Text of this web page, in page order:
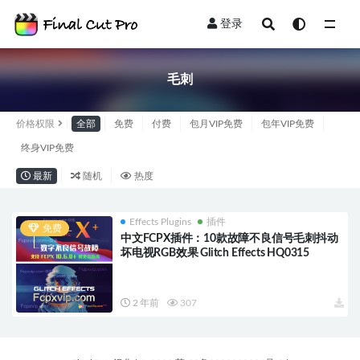
登录
毛刺
价格权限 全部 免费 付费 包月VIP免费 包年VIP免费
终身VIP免费
最新 随机 热度
免费
Effects Plugins 插件
中文FCPX插件：10款故障不良信号毛刺抖动
坏电视RGB效果 Glitch Effects HQ0315
2 年前 307